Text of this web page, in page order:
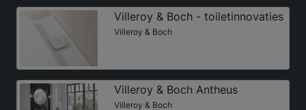
Villeroy & Boch - toiletinnovaties
Villeroy & Boch
Villeroy & Boch Antheus
Villeroy & Boch